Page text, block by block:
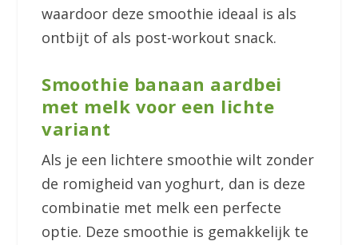
waardoor deze smoothie ideaal is als
ontbijt of als post-workout snack.
Smoothie banaan aardbei
met melk voor een lichte
variant
Als je een lichtere smoothie wilt zonder
de romigheid van yoghurt, dan is deze
combinatie met melk een perfecte
optie. Deze smoothie is gemakkelijk te